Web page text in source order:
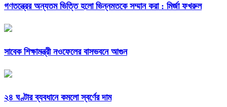
গণতন্ত্রের অন্যতম ভিত্তি হলো ভিন্নমতকে সম্মান করা : মির্জা ফখরুল
সাবেক শিক্ষামন্ত্রী নওফেলের বাসভবনে আগুন
২৪ ঘণ্টার ব্যবধানে কমলো স্বর্ণের দাম